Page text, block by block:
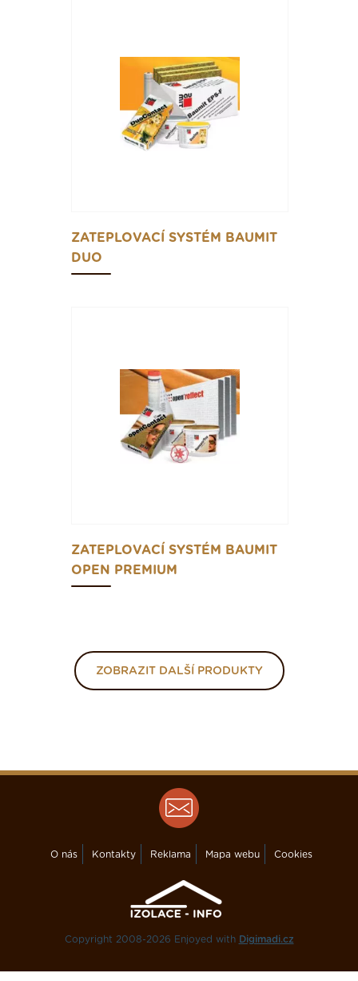
ZATEPLOVACÍ SYSTÉM BAUMIT
DUO
ZATEPLOVACÍ SYSTÉM BAUMIT
OPEN PREMIUM
ZOBRAZIT DALŠÍ PRODUKTY
O nás Kontakty Reklama Mapa webu Cookies
Copyright 2008-2026 Enjoyed with Digimadi.cz